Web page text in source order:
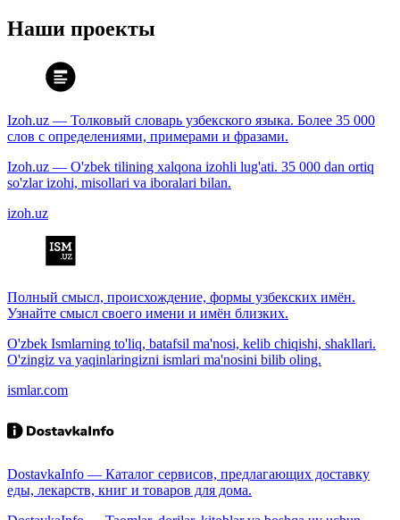
Наши проекты
Izoh.uz — Толковый словарь узбекского языка. Более 35 000
слов с определениями, примерами и фразами.
Izoh.uz — O'zbek tilining xalqona izohli lug'ati. 35 000 dan ortiq
so'zlar izohi, misollari va iboralari bilan.
izoh.uz
Полный смысл, происхождение, формы узбекских имён.
Узнайте смысл своего имени и имён близких.
O'zbek Ismlarning to'liq, batafsil ma'nosi, kelib chiqishi, shakllari.
O'zingiz va yaqinlaringizni ismlari ma'nosini bilib oling.
ismlar.com
DostavkaInfo — Каталог сервисов, предлагающих доставку
еды, лекарств, книг и товаров для дома.